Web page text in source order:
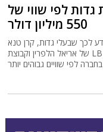
לפי שווי של
550 מיליון דולר
לכך שבעלי גדות, קרן טנא
של אריאל הלפרין וקבוצת LBH בראשות ווליו בייס, נמצאים במקביל במגעים עם
לפי שוויים גבוהים יותר